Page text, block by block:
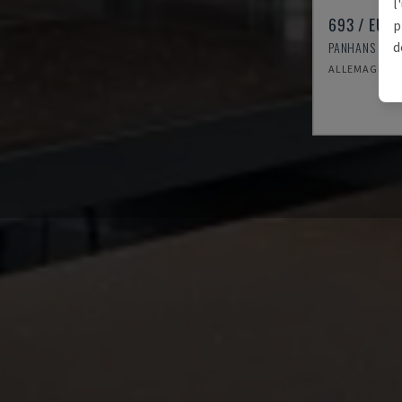
693 /
PANHANS -
ALLEMAGNE